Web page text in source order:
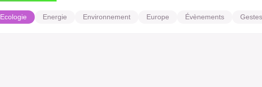
Ecologie Energie Environnement Europe Évènements